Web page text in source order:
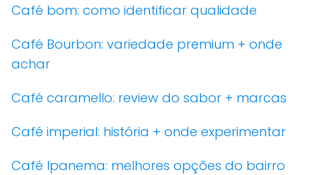
Café bom: como identificar qualidade
Café Bourbon: variedade premium + onde
achar
Café caramello: review do sabor + marcas
Café imperial: história + onde experimentar
Café Ipanema: melhores opções do bairro